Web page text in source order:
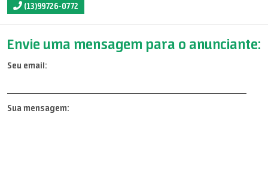
(13)99726-0772
Envie uma mensagem para o anunciante:
Seu email:
Sua mensagem: